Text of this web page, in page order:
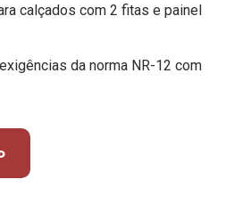
calçados com 2 fitas e painel
da norma NR-12 com